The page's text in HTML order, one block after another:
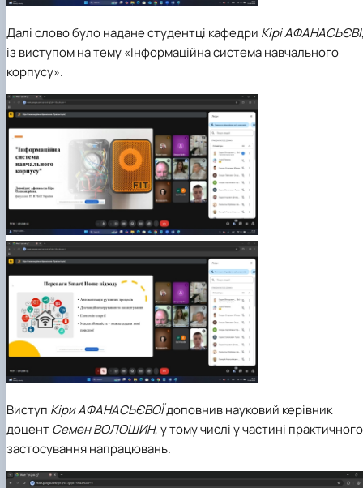
Далі слово було надане студентці кафедри Кірі АФАНАСЬЄВІ
із виступом на тему «Інформаційна система навчального
корпусу».
Виступ Кіри АФАНАСЬЄВОЇдоповнив науковий керівник
доцентСемен ВОЛОШИН, у тому числі у частині практичного
застосування напрацювань.